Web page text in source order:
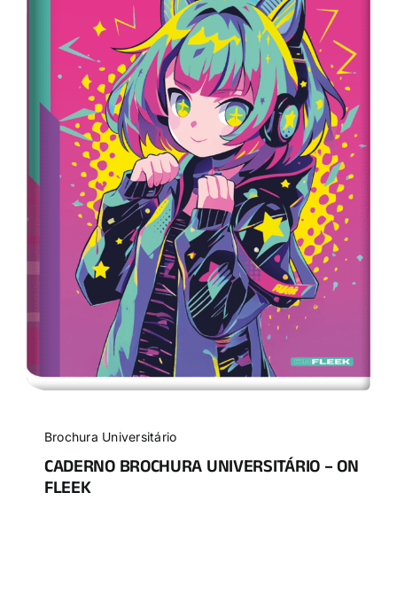
Brochura Universitário
CADERNO BROCHURA UNIVERSITÁRIO – ON
FLEEK